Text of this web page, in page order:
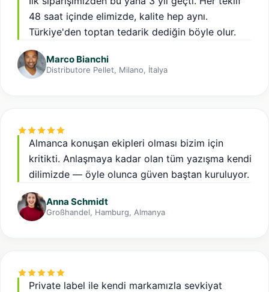
48 saat içinde elimizde, kalite hep aynı.
Türkiye'den toptan tedarik dediğin böyle olur.
Marco Bianchi
Distributore Pellet, Milano, İtalya
Almanca konuşan ekipleri olması bizim için
kritikti. Anlaşmaya kadar olan tüm yazışma kendi
dilimizde — öyle olunca güven baştan kuruluyor.
Anna Schmidt
Großhandel, Hamburg, Almanya
Private label ile kendi markamızla sevkiyat